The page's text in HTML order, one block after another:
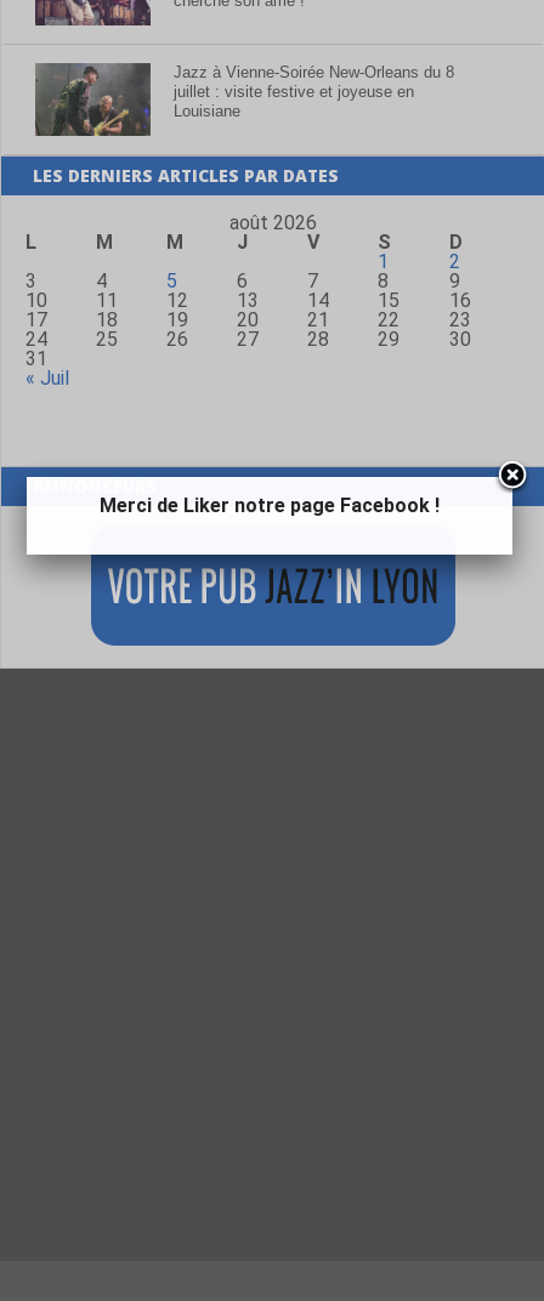
Jazz à Vienne-Soirée New-Orleans du 8
juillet : visite festive et joyeuse en
Louisiane
LES DERNIERS ARTICLES PAR DATES
août 2026
L
M M J V S
D
1
2
3
4 5 6 7 8
9
10
11 12 13 14 15
16
17
18 19 20 21 22
23
24
25 26 27 28 29
30
31
« Juil
Merci de Liker notre page Facebook !